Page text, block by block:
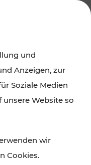
– viele
und
Anzeigen, zur
Soziale Medien
unsere Website so
wir
Cookies.